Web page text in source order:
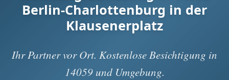
Berlin-Charlottenburg in der
Klausenerplatz
Ihr Partner vor Ort. Kostenlose Besichtigung in
14059 und Umgebung.